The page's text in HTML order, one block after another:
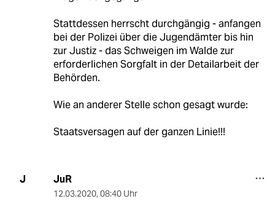
Stattdessen herrscht durchgängig - anfangen
bei der Polizei über die Jugendämter bis hin
zur Justiz - das Schweigen im Walde zur
erforderlichen Sorgfalt in der Detailarbeit der
Behörden.
Wie an anderer Stelle schon gesagt wurde:
Staatsversagen auf der ganzen Linie!!!
J JuR
12.03.2020, 08:40 Uhr